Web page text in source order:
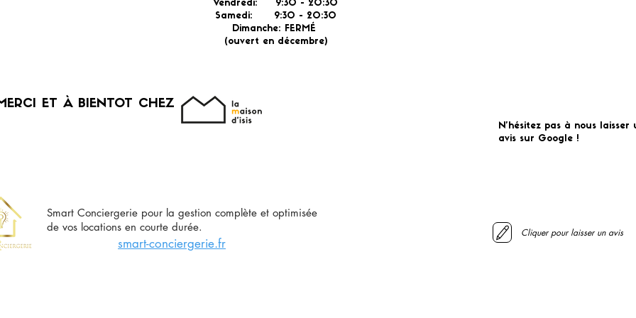
Vendredi: 9:30 - 20:30
Samedi: 9:30 - 20:30
Dimanche: FERMÉ
(ouvert en décembre)
ET À BIENTOT CHEZ
Smart Conciergerie pour la gestion complète et optimisée
de vos locations en courte durée.
smart-conciergerie.fr
N'hésitez pas à nous laisser
avis sur Google !
Cliquer pour laisser un avis